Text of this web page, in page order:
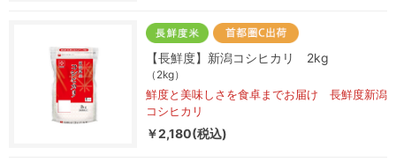
【長鮮度】新潟コシヒカリ 2kg
（2kg）
鮮度と美味しさを食卓までお届け 長鮮度新潟
コシヒカリ
￥2,180(税込)